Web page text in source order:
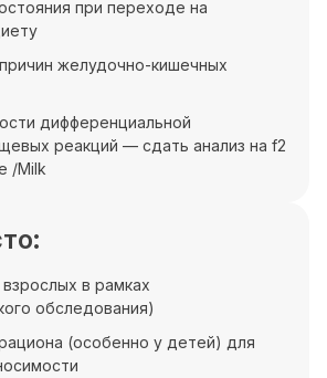
при переходе на
желудочно-кишечных
дифференциальной
реакций — сдать анализ на f2
/Milk
в рамках
обследования)
(особенно у детей) для